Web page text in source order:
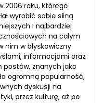
2006 roku, którego
wyrobić sobie silną
i najbardziej
na całym
nim w błyskawiczny
informacjami oraz
znanych jako
ogromną popularność,
dyskusji na
przez kulturę, aż po